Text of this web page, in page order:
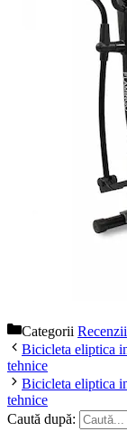
Categorii Recenzii
Bicicleta eliptica
tehnice
Bicicleta eliptica
tehnice
Caută după: